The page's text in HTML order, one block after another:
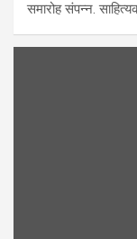
समारोह संपन्न.